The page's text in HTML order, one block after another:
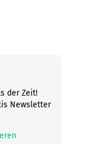
der Zeit!
Newsletter